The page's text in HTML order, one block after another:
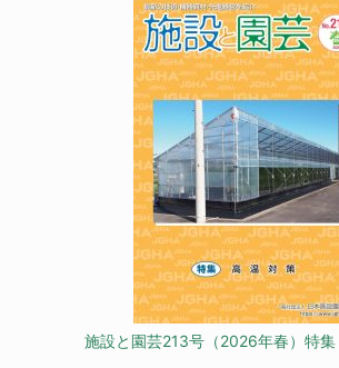
施設と園芸213号（2026年春）特